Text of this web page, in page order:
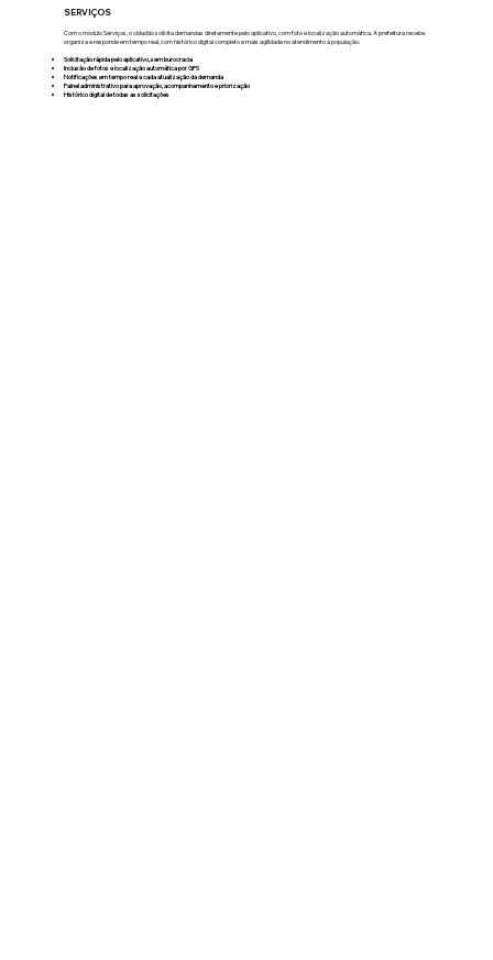
SERVIÇOS
Com o módulo Serviços, o cidadão solicita demandas diretamente pelo aplicativo, com foto e localização automática. A prefeitura recebe,
organiza e responde em tempo real, com histórico digital completo e mais agilidade no atendimento à população.
Solicitação rápida pelo aplicativo, sem burocracia
Inclusão de fotos e localização automática por GPS
Notificações em tempo real a cada atualização da demanda
Painel administrativo para aprovação, acompanhamento e priorização
Histórico digital de todas as solicitações